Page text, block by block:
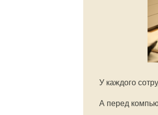
У каждого
А перед